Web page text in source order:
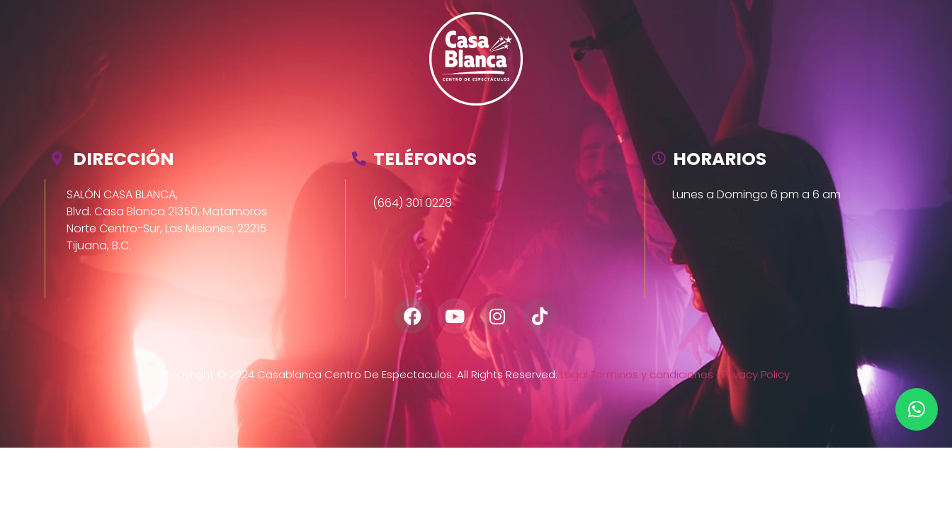
DIRECCIÓN TELÉFONOS HORARIOS
SALÓN CASA BLANCA,
Blvd. Casa Blanca 21350, Matamoros
Norte Centro-Sur, Las Misiones, 22215
Tijuana, B.C.
(664) 301 0228
Lunes a Domingo 6 pm a 6 am
Copyright © 2024 Casablanca Centro De Espectaculos. All Rights Reserved. LegalTerminos y condiciones |Privacy Policy